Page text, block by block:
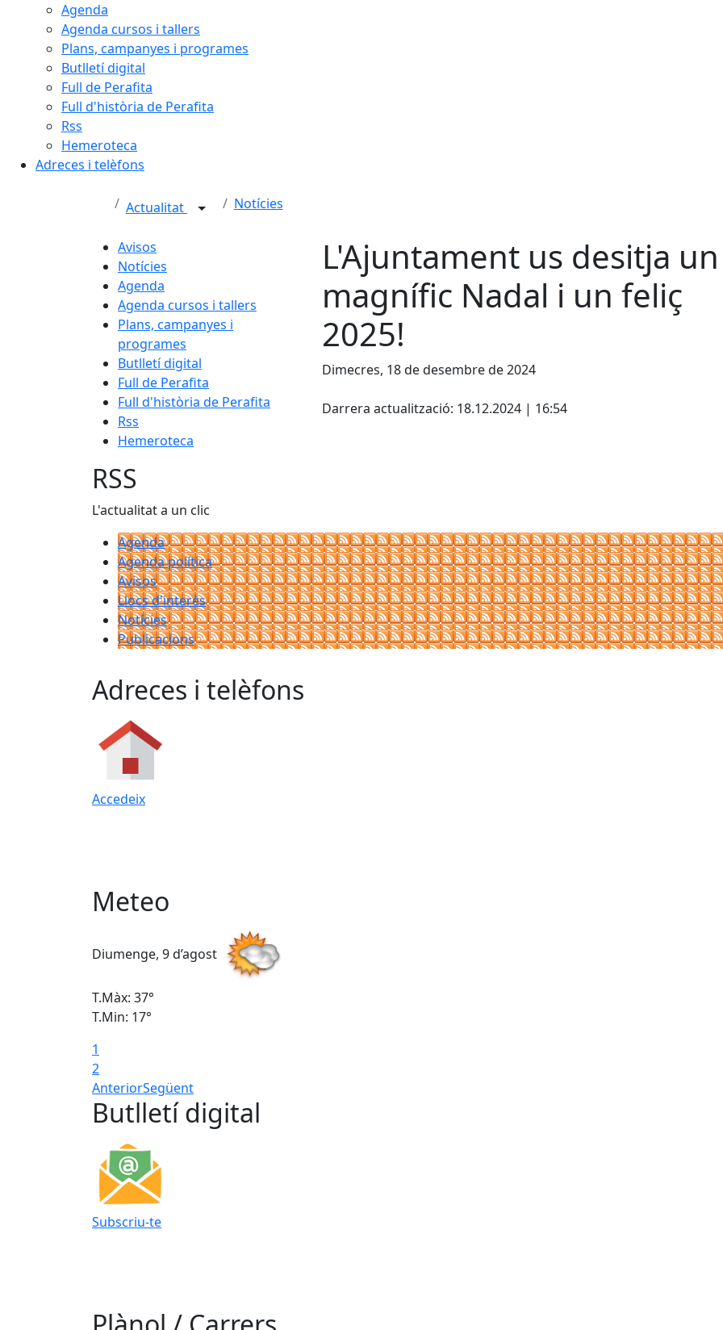
Agenda
Agenda cursos i tallers
Plans, campanyes i programes
Butlletí digital
Full de Perafita
Full d'història de Perafita
Rss
Hemeroteca
Adreces i telèfons
Actualitat Notícies
Avisos
Notícies
Agenda
Agenda cursos i tallers
Plans, campanyes i
programes
Butlletí digital
Full de Perafita
Full d'història de Perafita
Rss
Hemeroteca
L'Ajuntament us desitja un
magnífic Nadal i un feliç
2025!
Dimecres, 18 de desembre de 2024
Darrera actualització: 18.12.2024 | 16:54
RSS
L'actualitat a un clic
Agenda
Agenda política
Avisos
Llocs d'interès
Notícies
Publicacions
Adreces i telèfons
Accedeix
Meteo
Diumenge, 9 d’agost
T.Màx: 37°
T.Min: 17°
1
2
AnteriorSegüent
Butlletí digital
Subscriu-te